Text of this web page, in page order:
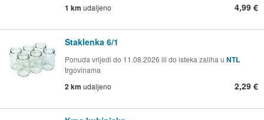
1 km udaljeno 4,99 €
Staklenka 6/1
Ponuda vrijedi do 11.08.2026 ili do isteka zaliha u NTL
trgovinama
2 km udaljeno 2,29 €